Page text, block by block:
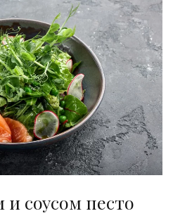
и соусом песто